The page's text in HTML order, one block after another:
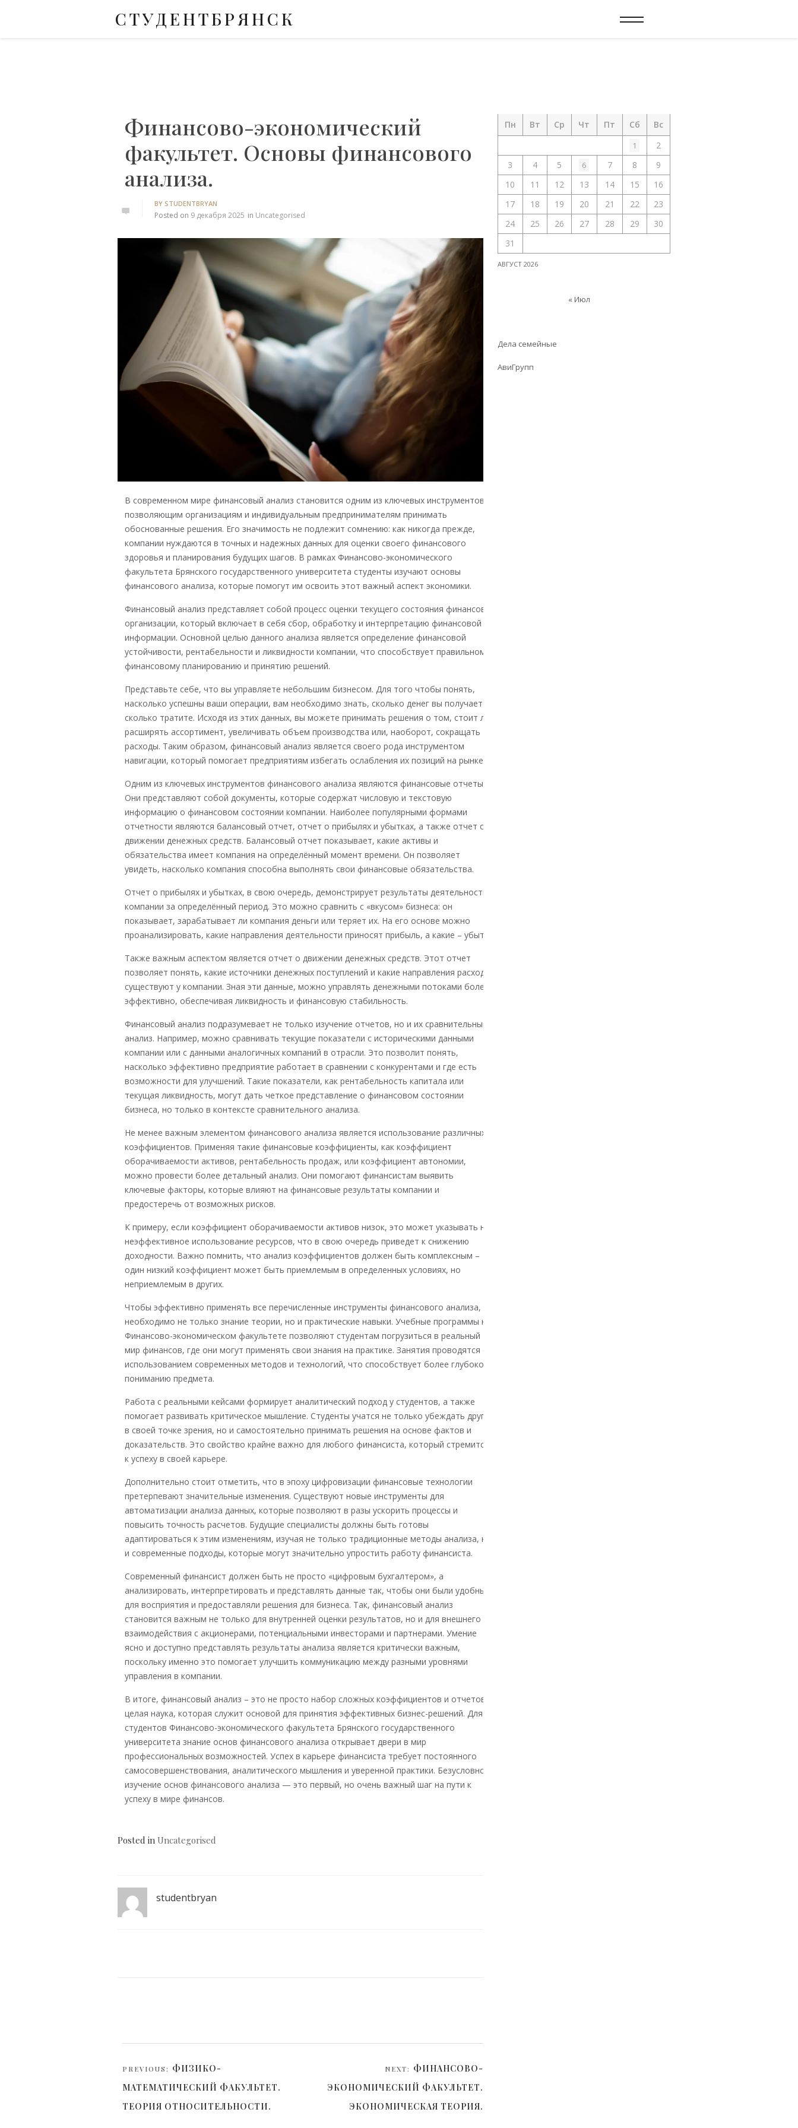
СТУДЕНТБРЯНСК
Финансово-экономический
факультет. Основы финансового
анализа.
BY STUDENTBRYAN
Posted on 9 декабря 2025 in Uncategorised
В современном мире финансовый анализ становится одним из ключевых инструментов,
позволяющим организациям и индивидуальным предпринимателям принимать
обоснованные решения. Его значимость не подлежит сомнению: как никогда прежде,
компании нуждаются в точных и надежных данных для оценки своего финансового
здоровья и планирования будущих шагов. В рамках Финансово-экономического
факультета Брянского государственного университета студенты изучают основы
финансового анализа, которые помогут им освоить этот важный аспект экономики.
Финансовый анализ представляет собой процесс оценки текущего состояния финансов
организации, который включает в себя сбор, обработку и интерпретацию финансовой
информации. Основной целью данного анализа является определение финансовой
устойчивости, рентабельности и ликвидности компании, что способствует правильному
финансовому планированию и принятию решений.
Представьте себе, что вы управляете небольшим бизнесом. Для того чтобы понять,
насколько успешны ваши операции, вам необходимо знать, сколько денег вы получаете и
сколько тратите. Исходя из этих данных, вы можете принимать решения о том, стоит ли
расширять ассортимент, увеличивать объем производства или, наоборот, сокращать
расходы. Таким образом, финансовый анализ является своего рода инструментом
навигации, который помогает предприятиям избегать ослабления их позиций на рынке.
Одним из ключевых инструментов финансового анализа являются финансовые отчеты.
Они представляют собой документы, которые содержат числовую и текстовую
информацию о финансовом состоянии компании. Наиболее популярными формами
отчетности являются балансовый отчет, отчет о прибылях и убытках, а также отчет о
движении денежных средств. Балансовый отчет показывает, какие активы и
обязательства имеет компания на определённый момент времени. Он позволяет
увидеть, насколько компания способна выполнять свои финансовые обязательства.
Отчет о прибылях и убытках, в свою очередь, демонстрирует результаты деятельности
компании за определённый период. Это можно сравнить с «вкусом» бизнеса: он
показывает, зарабатывает ли компания деньги или теряет их. На его основе можно
проанализировать, какие направления деятельности приносят прибыль, а какие – убытки.
Также важным аспектом является отчет о движении денежных средств. Этот отчет
позволяет понять, какие источники денежных поступлений и какие направления расходов
существуют у компании. Зная эти данные, можно управлять денежными потоками более
эффективно, обеспечивая ликвидность и финансовую стабильность.
Финансовый анализ подразумевает не только изучение отчетов, но и их сравнительный
анализ. Например, можно сравнивать текущие показатели с историческими данными
компании или с данными аналогичных компаний в отрасли. Это позволит понять,
насколько эффективно предприятие работает в сравнении с конкурентами и где есть
возможности для улучшений. Такие показатели, как рентабельность капитала или
текущая ликвидность, могут дать четкое представление о финансовом состоянии
бизнеса, но только в контексте сравнительного анализа.
Не менее важным элементом финансового анализа является использование различных
коэффициентов. Применяя такие финансовые коэффициенты, как коэффициент
оборачиваемости активов, рентабельность продаж, или коэффициент автономии,
можно провести более детальный анализ. Они помогают финансистам выявить
ключевые факторы, которые влияют на финансовые результаты компании и
предостеречь от возможных рисков.
К примеру, если коэффициент оборачиваемости активов низок, это может указывать на
неэффективное использование ресурсов, что в свою очередь приведет к снижению
доходности. Важно помнить, что анализ коэффициентов должен быть комплексным –
один низкий коэффициент может быть приемлемым в определенных условиях, но
неприемлемым в других.
Чтобы эффективно применять все перечисленные инструменты финансового анализа,
необходимо не только знание теории, но и практические навыки. Учебные программы на
Финансово-экономическом факультете позволяют студентам погрузиться в реальный
мир финансов, где они могут применять свои знания на практике. Занятия проводятся с
использованием современных методов и технологий, что способствует более глубокому
пониманию предмета.
Работа с реальными кейсами формирует аналитический подход у студентов, а также
помогает развивать критическое мышление. Студенты учатся не только убеждать других
в своей точке зрения, но и самостоятельно принимать решения на основе фактов и
доказательств. Это свойство крайне важно для любого финансиста, который стремится
к успеху в своей карьере.
Дополнительно стоит отметить, что в эпоху цифровизации финансовые технологии
претерпевают значительные изменения. Существуют новые инструменты для
автоматизации анализа данных, которые позволяют в разы ускорить процессы и
повысить точность расчетов. Будущие специалисты должны быть готовы
адаптироваться к этим изменениям, изучая не только традиционные методы анализа, но
и современные подходы, которые могут значительно упростить работу финансиста.
Современный финансист должен быть не просто «цифровым бухгалтером», а
анализировать, интерпретировать и представлять данные так, чтобы они были удобны
для восприятия и предоставляли решения для бизнеса. Так, финансовый анализ
становится важным не только для внутренней оценки результатов, но и для внешнего
взаимодействия с акционерами, потенциальными инвесторами и партнерами. Умение
ясно и доступно представлять результаты анализа является критически важным,
поскольку именно это помогает улучшить коммуникацию между разными уровнями
управления в компании.
В итоге, финансовый анализ – это не просто набор сложных коэффициентов и отчетов, а
целая наука, которая служит основой для принятия эффективных бизнес-решений. Для
студентов Финансово-экономического факультета Брянского государственного
университета знание основ финансового анализа открывает двери в мир
профессиональных возможностей. Успех в карьере финансиста требует постоянного
самосовершенствования, аналитического мышления и уверенной практики. Безусловно,
изучение основ финансового анализа — это первый, но очень важный шаг на пути к
успеху в мире финансов.
Posted in Uncategorised
studentbryan
по
записям
PREVIOUS: ФИЗИКО-
МАТЕМАТИЧЕСКИЙ ФАКУЛЬТЕТ.
ТЕОРИЯ ОТНОСИТЕЛЬНОСТИ.
NEXT: ФИНАНСОВО-
ЭКОНОМИЧЕСКИЙ ФАКУЛЬТЕТ.
ЭКОНОМИЧЕСКАЯ ТЕОРИЯ.
АВГУСТ 2026
Пн Вт Ср Чт Пт Сб Вс
1
2
3
4 5 6 7 8
9
10
11 12 13 14 15
16
17
18 19 20 21 22
23
24
25 26 27 28 29
30
31
« Июл
Дела семейные
АвиГрупп